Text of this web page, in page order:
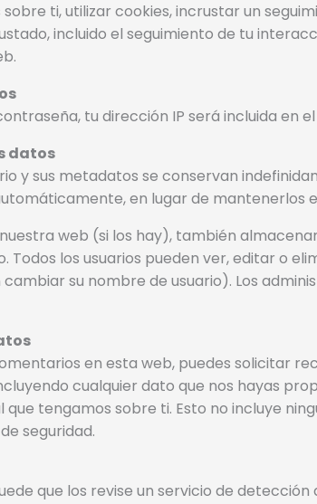
ti, utilizar cookies, incrustar un
incluido el seguimiento de tu
tu dirección IP será incluida en
datos
y sus metadatos se conservan
en lugar de mantenerlos
web (si los hay), también
Todos los usuarios pueden ver, editar o
su nombre de usuario). Los
en esta web, puedes solicitar
cualquier dato que nos hayas
tengamos sobre ti. Esto no incluye
seguridad.
que los revise un servicio de